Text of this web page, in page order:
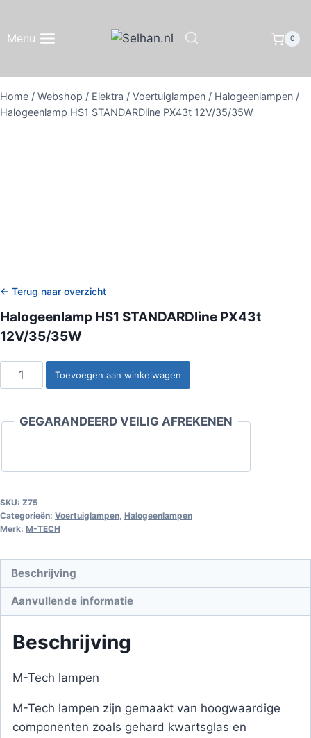
inhoud
Menu 0
Home / Webshop / Elektra / Voertuiglampen / Halogeenlampen /
Halogeenlamp HS1 STANDARDline PX43t 12V/35/35W
← Terug naar overzicht
Halogeenlamp HS1 STANDARDline PX43t
12V/35/35W
Halogeenlamp
HS1
PX43t
Toevoegen aan winkelwagen
GEGARANDEERD VEILIG AFREKENEN
SKU: Z75
Categorieën: Voertuiglampen, Halogeenlampen
Merk: M-TECH
Beschrijving
Aanvullende informatie
Beschrijving
M-Tech lampen
M-Tech lampen zijn gemaakt van hoogwaardige
componenten zoals gehard kwartsglas en